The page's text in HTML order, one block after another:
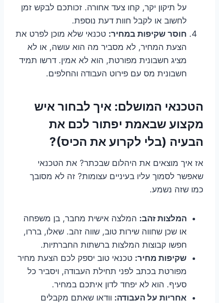
על תיקון יקר, קחו צעד אחורה. זכותכם לבקש זמן
לחשוב או לקבל חוות דעת נוספת.
חוסר שקיפות במחיר: טכנאי שלא מוכן לפרט את
הצעת המחיר, לא מסביר מה הוא עושה, או לא
מציג חשבונית מפורטת, הוא לא אמין. דרשו תמיד
חשבונית מס עם פירוט העבודה והחלפים.
הטכנאי המושלם: איך לבחור איש
מקצוע שבאמת יפתור לכם את
הבעיה (בלי לקרוע את הכיס)?
אז איך מוצאים את היהלום שבכתר? את הטכנאי
שאפשר לסמוך עליו בעיניים עצומות? זה לא מסובך
כמו שזה נשמע.
המלצות זהב: המלצה אישית מחבר, בן משפחה
או שכן שחווה שירות טוב, שווה זהב. שאלו, בררו,
חפשו קבוצות המלצות ברשתות החברתיות.
שקיפות מחיר: טכנאי טוב יספק לכם הצעת מחיר
מפורטת בכתב לפני תחילת העבודה, ויסביר כל
סעיף. הוא לא יפחד לדון איתכם במחיר.
אחריות על העבודה: וודאו שאתם מקבלים